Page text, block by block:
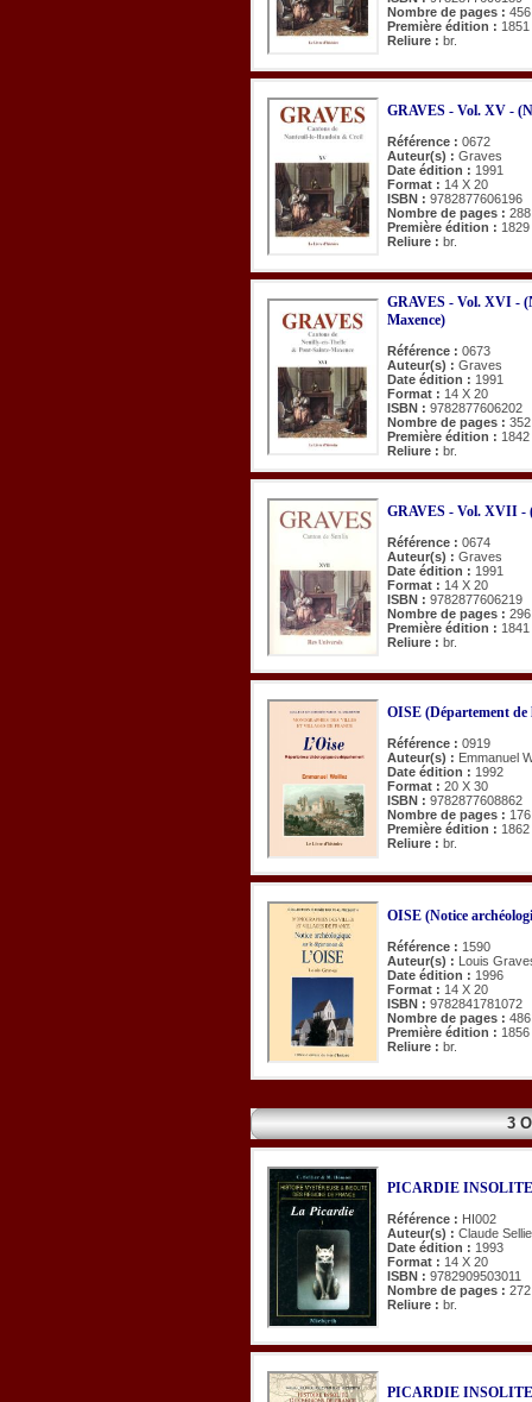
Nombre de pages : 456
Première édition :
Reliure : br.
GRAVES - Vol. XV -
Référence : 0672
Auteur(s) : Graves
Date édition : 1991
Format : 14 X 20
ISBN : 9782877606196
Nombre de pages : 288
Première édition : 1829
Reliure : br.
GRAVES - Vol. XVI -
Maxence)
Référence : 0673
Auteur(s) : Graves
Date édition : 1991
Format : 14 X 20
ISBN : 9782877606202
Nombre de pages : 352
Première édition : 1842
Reliure : br.
GRAVES - Vol. XVII -
Référence : 0674
Auteur(s) : Graves
Date édition : 1991
Format : 14 X 20
ISBN : 9782877606219
Nombre de pages : 296
Première édition : 1841
Reliure : br.
OISE (Département de
Référence : 0919
Auteur(s) : Emmanuel
Date édition : 1992
Format : 20 X 30
ISBN : 9782877608862
Nombre de pages : 176
Première édition : 1862
Reliure : br.
OISE (Notice
Référence : 1590
Auteur(s) : Louis
Date édition : 1996
Format : 14 X 20
ISBN : 9782841781072
Nombre de pages : 486
Première édition : 1856
Reliure : br.
3
PICARDIE
Référence : HI002
Auteur(s) : Claude
Date édition : 1993
Format : 14 X 20
ISBN : 9782909503011
Nombre de pages : 272
Reliure : br.
PICARDIE